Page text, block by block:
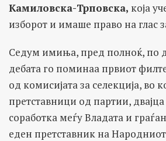
Камиловска-Трповска, која
изборот и имаше право на глас
Седум имиња, пред полноќ, по
дебата го поминаа првиот
од комисијата за селекција, во
претставници од партии,
соработка меѓу Владата и
еден претставник на